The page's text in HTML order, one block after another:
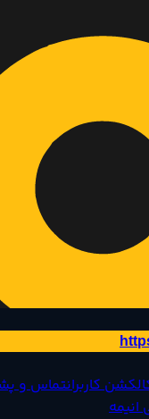
کاربرانتماس و
انیمه